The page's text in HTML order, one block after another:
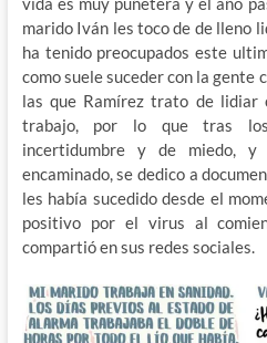
marido Iván les toco de de lleno
ha tenido preocupados este
como suele suceder con la gente
las que Ramírez trato de lidiar
trabajo, por lo que tras
incertidumbre y de miedo,
encaminado, se dedico a
les había sucedido desde el
positivo por el virus al
compartió en sus redes sociales.